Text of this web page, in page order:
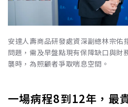
安達人壽商品研發處資深副總林宗佑
問題，需及早盤點現有保障缺口與財
襲時，為照顧者爭取喘息空間。
一場病程8到12年，最